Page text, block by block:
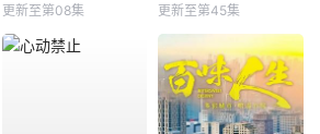
更新至第08集 更新至第45集